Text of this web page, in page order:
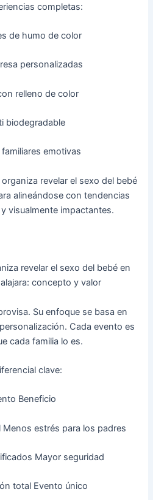
completas:
de humo de color
personalizadas
relleno de color
biodegradable
familiares emotivas
organiza revelar el sexo del bebé
alineándose con tendencias
visualmente impactantes.
revelar el sexo del bebé en
concepto y valor
Su enfoque se basa en
Cada evento es
cada familia lo es.
clave:
Beneficio
estrés para los padres
Mayor seguridad
total Evento único